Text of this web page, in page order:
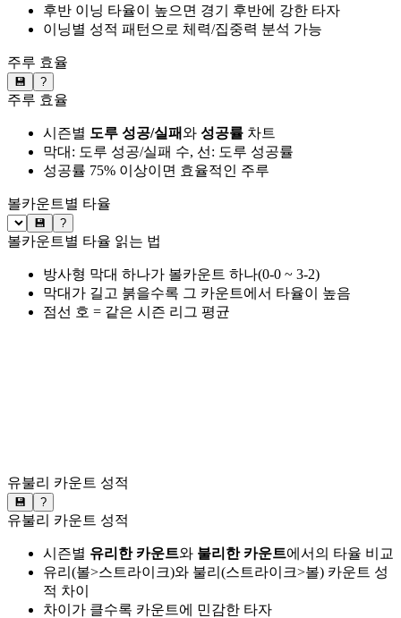
후반 이닝 타율이 높으면 경기 후반에 강한 타자
이닝별 성적 패턴으로 체력/집중력 분석 가능
주루 효율
💾 ?
주루 효율
시즌별 도루 성공/실패와 성공률 차트
막대: 도루 성공/실패 수, 선: 도루 성공률
성공률 75% 이상이면 효율적인 주루
볼카운트별 타율
💾 ?
볼카운트별 타율 읽는 법
방사형 막대 하나가 볼카운트 하나(0-0 ~ 3-2)
막대가 길고 붉을수록 그 카운트에서 타율이 높음
점선 호 = 같은 시즌 리그 평균
유불리 카운트 성적
💾 ?
유불리 카운트 성적
시즌별 유리한 카운트와 불리한 카운트에서의 타율 비교
유리(볼>스트라이크)와 불리(스트라이크>볼) 카운트 성
적 차이
차이가 클수록 카운트에 민감한 타자